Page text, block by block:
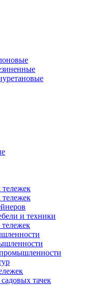
тележек
и техники
тачек